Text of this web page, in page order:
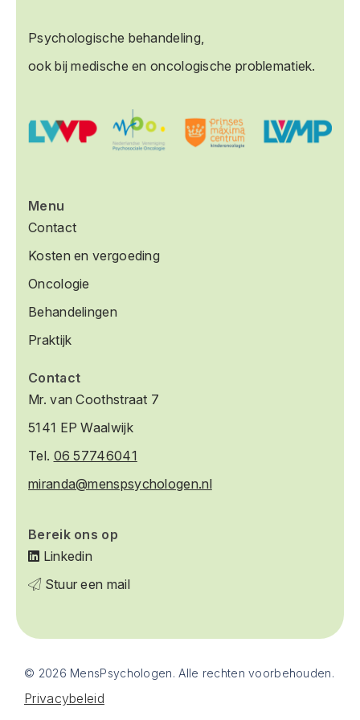
Psychologische behandeling,
ook bij medische en oncologische problematiek.
Menu
Contact
Kosten en vergoeding
Oncologie
Behandelingen
Praktijk
Contact
Mr. van Coothstraat 7
5141 EP Waalwijk
Tel. 06 57746041
miranda@menspsychologen.nl
Bereik ons op
Linkedin
Stuur een mail
© 2026 MensPsychologen. Alle rechten voorbehouden.
Privacybeleid